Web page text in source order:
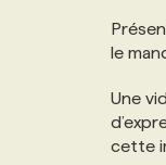
NOS
NOS
NOSle
Une
cette